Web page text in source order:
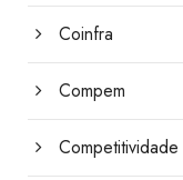
Coinfra
Compem
Competitividade